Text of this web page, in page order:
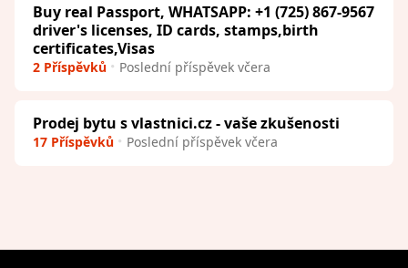
Buy real Passport, WHATSAPP: +1 (725) 867-9567
driver's licenses, ID cards, stamps,birth
certificates,Visas
2 Příspěvků Poslední příspěvek včera
Prodej bytu s vlastnici.cz - vaše zkušenosti
17 Příspěvků Poslední příspěvek včera